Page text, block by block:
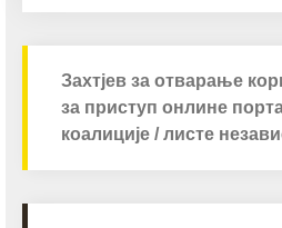
Захтјев за отварање
за приступ онлине
коалиције / листе